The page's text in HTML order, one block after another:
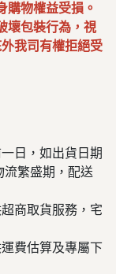
購物權益受損。
壞包裝行為，視
我司有權拒絕受
日，如出貨日期
流繁盛期，配送
商取貨服務，宅
費估算及專屬下